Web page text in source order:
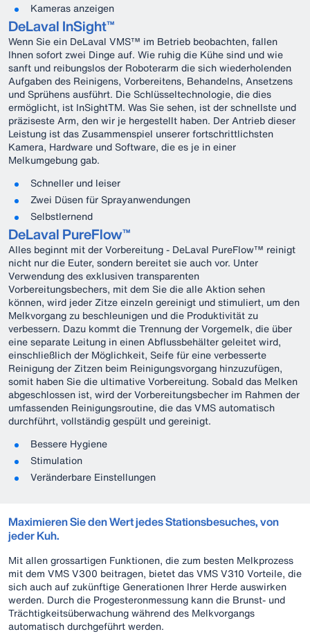
Kameras anzeigen
DeLaval InSight™
Wenn Sie ein DeLaval VMS™ im Betrieb beobachten, fallen
Ihnen sofort zwei Dinge auf. Wie ruhig die Kühe sind und wie
sanft und reibungslos der Roboterarm die sich wiederholenden
Aufgaben des Reinigens, Vorbereitens, Behandelns, Ansetzens
und Sprühens ausführt. Die Schlüsseltechnologie, die dies
ermöglicht, ist InSightTM. Was Sie sehen, ist der schnellste und
präziseste Arm, den wir je hergestellt haben. Der Antrieb dieser
Leistung ist das Zusammenspiel unserer fortschrittlichsten
Kamera, Hardware und Software, die es je in einer
Melkumgebung gab.
Schneller und leiser
Zwei Düsen für Sprayanwendungen
Selbstlernend
DeLaval PureFlow™
Alles beginnt mit der Vorbereitung - DeLaval PureFlow™ reinigt
nicht nur die Euter, sondern bereitet sie auch vor. Unter
Verwendung des exklusiven transparenten
Vorbereitungsbechers, mit dem Sie die alle Aktion sehen
können, wird jeder Zitze einzeln gereinigt und stimuliert, um den
Melkvorgang zu beschleunigen und die Produktivität zu
verbessern. Dazu kommt die Trennung der Vorgemelk, die über
eine separate Leitung in einen Abflussbehälter geleitet wird,
einschließlich der Möglichkeit, Seife für eine verbesserte
Reinigung der Zitzen beim Reinigungsvorgang hinzuzufügen,
somit haben Sie die ultimative Vorbereitung. Sobald das Melken
abgeschlossen ist, wird der Vorbereitungsbecher im Rahmen der
umfassenden Reinigungsroutine, die das VMS automatisch
durchführt, vollständig gespült und gereinigt.
Bessere Hygiene
Stimulation
Veränderbare Einstellungen
Maximieren Sie den Wert jedes Stationsbesuches, von
jeder Kuh.
Mit allen grossartigen Funktionen, die zum besten Melkprozess
mit dem VMS V300 beitragen, bietet das VMS V310 Vorteile, die
sich auch auf zukünftige Generationen Ihrer Herde auswirken
werden. Durch die Progesteronmessung kann die Brunst- und
Trächtigkeitsüberwachung während des Melkvorgangs
automatisch durchgeführt werden.